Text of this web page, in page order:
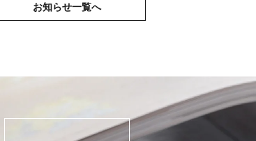
お知らせ一覧へ